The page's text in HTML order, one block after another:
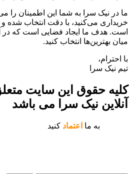
ما در نیک سرا به شما این اطمینان
خریداری می‌کنید، با دقت انتخاب شده
است. هدف ما ایجاد فضایی است که در
میان بهترین‌ها انتخاب کنید.
با احترام،
تیم نیک سرا
کلیه حقوق این سایت
آنلاین نیک سرا می باشد
به ما اعتماد کنید